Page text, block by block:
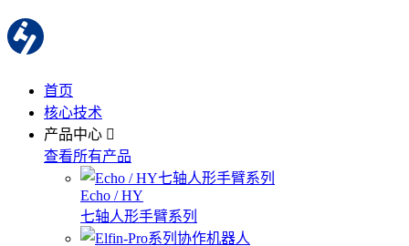
首页
核心技术
产品中心
查看所有产品
Echo / HY
七轴人形手臂系列